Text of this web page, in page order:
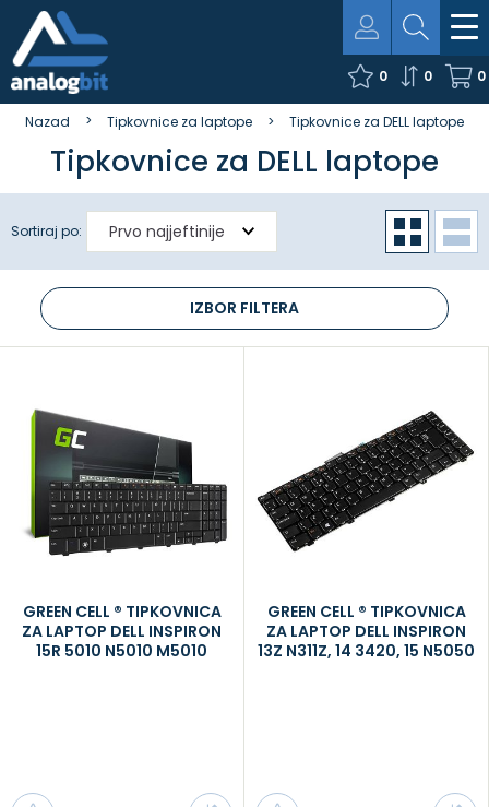
0
0
0
Nazad Tipkovnice za laptope Tipkovnice za DELL laptope
Tipkovnice za DELL laptope
Sortiraj po:
IZBOR FILTERA
GREEN CELL ® TIPKOVNICA
ZA LAPTOP DELL INSPIRON
15R 5010 N5010 M5010
GREEN CELL ® TIPKOVNICA
ZA LAPTOP DELL INSPIRON
13Z N311Z, 14 3420, 15 N5050